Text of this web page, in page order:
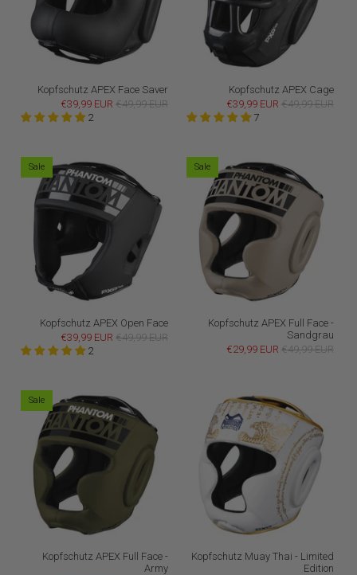
Kopfschutz APEX Face Saver
€39,99 EUR €49,99 EUR
2
Kopfschutz APEX Cage
€39,99 EUR €49,99 EUR
7
Sale
Kopfschutz APEX Open Face
€39,99 EUR €49,99 EUR
2
Sale
Kopfschutz APEX Full Face -
Sandgrau
€29,99 EUR €49,99 EUR
Sale
Kopfschutz APEX Full Face -
Army
Kopfschutz Muay Thai - Limited
Edition